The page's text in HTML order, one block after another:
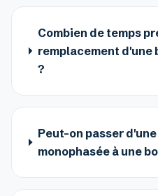
Combien de temps
remplacement d'une
?
Peut-on passer
monophasée à une